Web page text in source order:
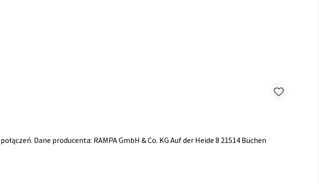
Dane producenta: RAMPA GmbH & Co. KG Auf der Heide 8 21514 Büchen